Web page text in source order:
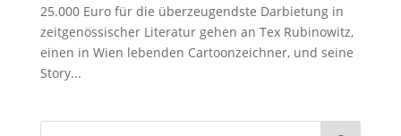
25.000 Euro für die überzeugendste Darbietung in
zeitgenössischer Literatur gehen an Tex Rubinowitz,
einen in Wien lebenden Cartoonzeichner, und seine
Story...